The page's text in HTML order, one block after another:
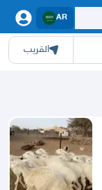
AR
القريب
برمجةالحدائق حائلأبهاعسيرالباحة